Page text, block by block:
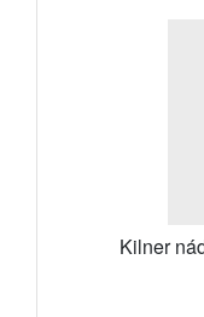
Kilner